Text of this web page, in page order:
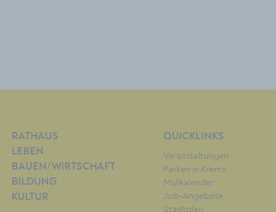
RATHAUS
LEBEN
BAUEN/WIRTSCHAFT
BILDUNG
KULTUR
QUICKLINKS
Veranstaltungen
Parken in Krems
Müllkalender
Job-Angebote
Stadtplan